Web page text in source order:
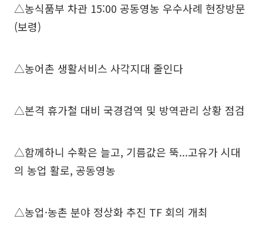
△농식품부 차관 15:00 공동영농 우수사례 현장방문
(보령)
△농어촌 생활서비스 사각지대 줄인다
△본격 휴가철 대비 국경검역 및 방역관리 상황 점검
△함께하니 수확은 늘고, 기름값은 뚝...고유가 시대
의 농업 활로, 공동영농
△농업·농촌 분야 정상화 추진 TF 회의 개최